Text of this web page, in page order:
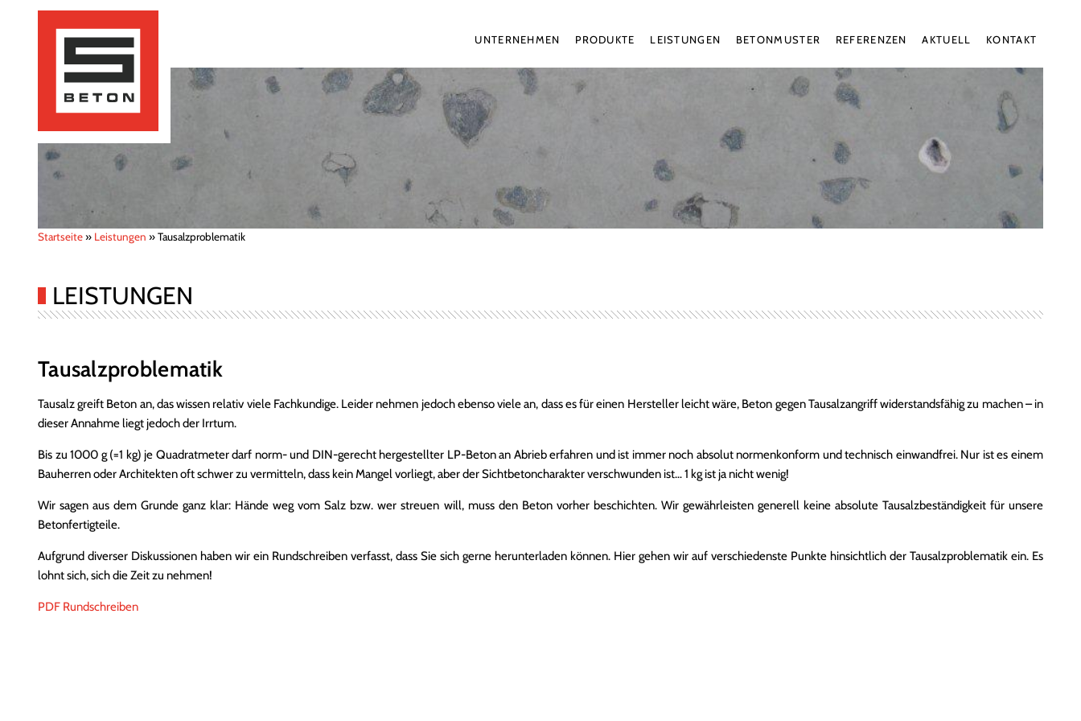
UNTERNEHMEN PRODUKTE LEISTUNGEN BETONMUSTER REFERENZEN AKTUELL KONTAKT
Startseite» Leistungen »Tausalzproblematik
LEISTUNGEN
Tausalzproblematik
Tausalz greift Beton an, das wissen relativ viele Fachkundige. Leider nehmen jedoch ebenso viele an, dass es für einen Hersteller leicht wäre, Beton gegen Tausalzangriff widerstandsfähig zu machen – in
dieser Annahme liegt jedoch der Irrtum.
Bis zu 1000 g (=1 kg) je Quadratmeter darf norm- und DIN-gerecht hergestellter LP-Beton an Abrieb erfahren und ist immer noch absolut normenkonform und technisch einwandfrei. Nur ist es einem
Bauherren oder Architekten oft schwer zu vermitteln, dass kein Mangel vorliegt, aber der Sichtbetoncharakter verschwunden ist… 1 kg ist ja nicht wenig!
Wir sagen aus dem Grunde ganz klar: Hände weg vom Salz bzw. wer streuen will, muss den Beton vorher beschichten. Wir gewährleisten generell keine absolute Tausalzbeständigkeit für unsere
Betonfertigteile.
Aufgrund diverser Diskussionen haben wir ein Rundschreiben verfasst, dass Sie sich gerne herunterladen können. Hier gehen wir auf verschiedenste Punkte hinsichtlich der Tausalzproblematik ein. Es
lohnt sich, sich die Zeit zu nehmen!
PDF Rundschreiben